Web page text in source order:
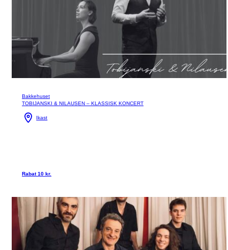
Bakkehuset
TOBIJANSKI & NILAUSEN – KLASSISK KONCERT
Ikast
Rabat 10 kr.